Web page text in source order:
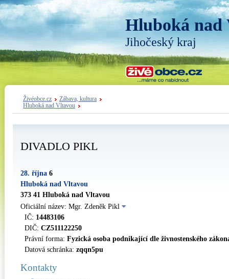
Hluboká nad
Jihočeský kraj
Živéobce.cz
Zábava, kultura
Hluboká nad Vltavou
DIVADLO PIKL
28. října 6
Hluboká nad Vltavou
373 41 Hluboká nad Vltavou
Oficiální název: Mgr. Zdeněk Pikl
IČ: 14483106
DIČ: CZ511122250
Právní forma: Fyzická osoba podnikající dle živnostenského
Datová schránka: zqqn5pu
Kontakty